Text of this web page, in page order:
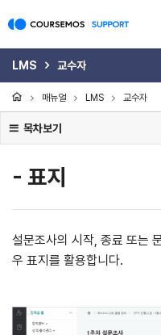
LMS 교수자
매뉴얼 LMS 교수자
목차보기
- 표지
설문조사의 시작, 종료 또는
우 표지를 활용합니다.